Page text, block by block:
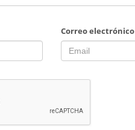
Correo electrónico